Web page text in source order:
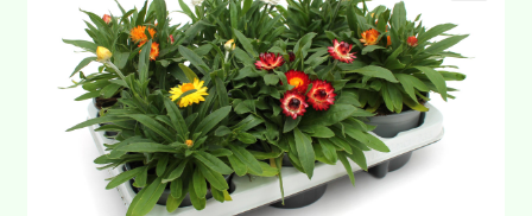
Frühjahrsblüher
Beet- und Balkonpflanzen
Gemüsepflanzen
Sommerflor